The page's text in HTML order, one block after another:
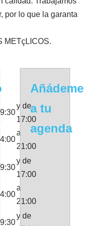
lo que la garanta
METçLICOS.
y de
17:00
a
21:00
y de
17:00
a
21:00
y de
Añádeme
a tu
agenda